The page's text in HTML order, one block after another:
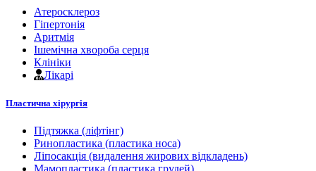
Атеросклероз
Гіпертонія
Аритмія
Ішемічна хвороба серця
Клініки
Лікарі
Пластична хірургія
Підтяжка (ліфтінг)
Ринопластика (пластика носа)
Ліпосакція (видалення жирових відкладень)
Мамопластика (пластика грудей)